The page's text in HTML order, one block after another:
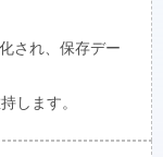
され、保存デー
します。